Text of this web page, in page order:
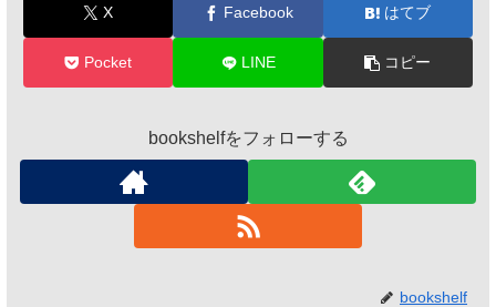
X Facebook はてブ
Pocket LINE コピー
bookshelfをフォローする
bookshelf